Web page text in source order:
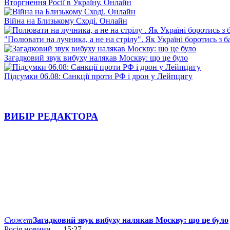
Вторгнення Росії в Україну. Онлайн
Війна на Близькому Сході. Онлайн
"Полювати на лучника, а не на стрілу". Як Україні боротись з
Загадковий звук вибуху налякав Москву: що це було
Підсумки 06.08: Санкції проти РФ і дрон у Лейпцигу
ВИБІР РЕДАКТОРА
СюжетЗагадковий звук вибуху налякав Москву: що це було